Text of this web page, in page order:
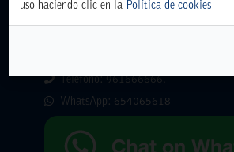
ALMACÉN CENTRAL
Polígono Industrial El Oliveral. Calle D.
Teléfono: 961666666.
WhatsApp: 654065618
uso haciendo clic en la Política de cookies